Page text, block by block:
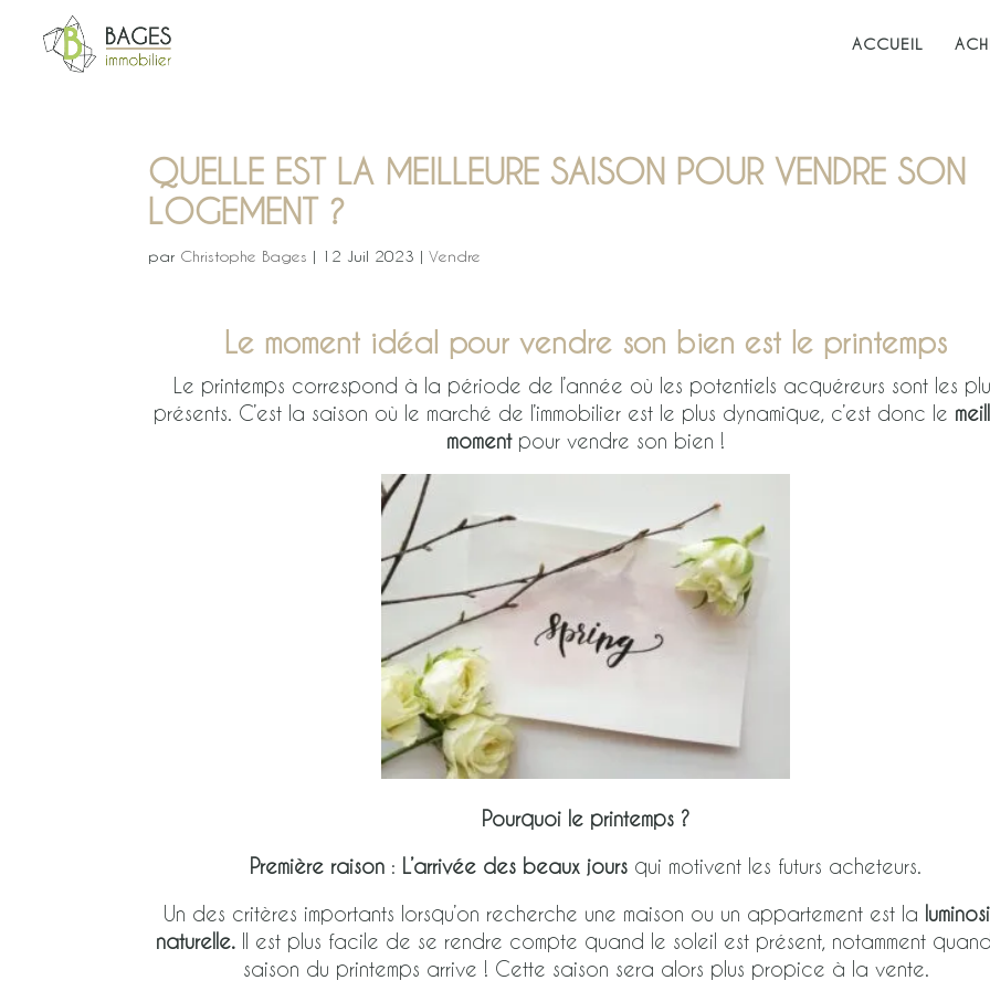
ACCUEIL
QUELLE EST LA MEILLEURE SAISON POUR VENDRE SON
LOGEMENT ?
par Christophe Bages | 12 Juil 2023 |Vendre
Le moment idéal pour vendre son bien est le printemps
Le printemps correspond à la période de l’année où les potentiels acquéreurs sont les
présents. C’est la saison où le marché de l’immobilier est le plus dynamique, c’est donc le
momentpour vendre son bien !
Pourquoi le printemps ?
Première raison : L’arrivée des beaux jours qui motivent les futurs acheteurs.
Un des critères importants lorsqu’on recherche une maison ou un appartement est la
naturelle.
Il est plus facile de se rendre compte quand le soleil est présent, notamment
saison du printemps arrive ! Cette saison sera alors plus propice à la vente.